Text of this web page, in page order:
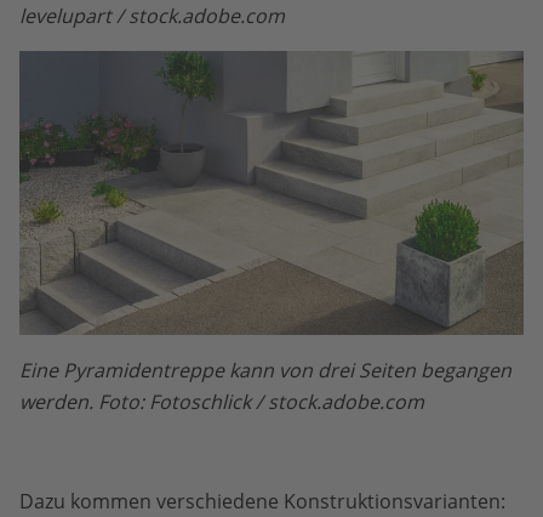
levelupart / stock.adobe.com
Eine Pyramidentreppe kann von drei Seiten begangen
werden. Foto: Fotoschlick / stock.adobe.com
Dazu kommen verschiedene Konstruktionsvarianten: